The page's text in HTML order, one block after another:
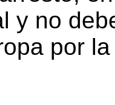
y no
por